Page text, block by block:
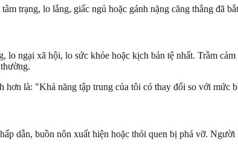
trạng, lo lắng, giấc ngủ hoặc gánh nặng căng thẳng đã
ngại xã hội, lo sức khỏe hoặc kịch bản tệ nhất. Trầm
là: "Khả năng tập trung của tôi có thay đổi so với mức
dẫn, buồn nôn xuất hiện hoặc thói quen bị phá vỡ.